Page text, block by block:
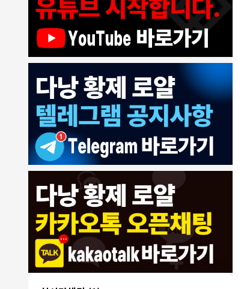
8/4/2026
1 모기한테물림:여기도 문의해보면 바로 알려줌
1 모기한테물림 정찰가보다 쌀수 없음
1 결혼안해:ㄹㅇ 팩트 ㅋㅋㅋㅋ
1 결혼안해:ㄹㅇ 팩트 ㅋㅋㅋㅋ
8/5/2026
1
NY런던파
리
:다낭 에코걸 여기서 예약 가능한가
요?